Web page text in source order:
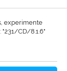
experimente
"231/CD/8.1.6"